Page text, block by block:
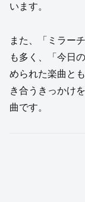
います。
また、「ミラー
も多く、「今日
められた楽曲と
き合うきっかけ
曲です。